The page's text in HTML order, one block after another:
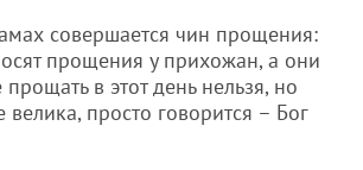
совершается чин прощения:
прощения у прихожан, а они
прощать в этот день нельзя, но
просто говорится – Бог